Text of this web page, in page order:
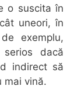
o suscita în
uneori, în
exemplu,
dacă
indirect să
mai vină.